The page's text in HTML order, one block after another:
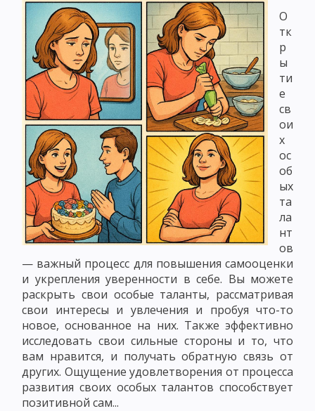
О
тк
р
ы
ти
е
св
ои
х
ос
об
ых
та
ла
нт
ов
— важный процесс для повышения самооценки
и укрепления уверенности в себе. Вы можете
раскрыть свои особые таланты, рассматривая
свои интересы и увлечения и пробуя что-то
новое, основанное на них. Также эффективно
исследовать свои сильные стороны и то, что
вам нравится, и получать обратную связь от
других. Ощущение удовлетворения от процесса
развития своих особых талантов способствует
позитивной сам...